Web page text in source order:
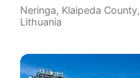
Neringa, Klaipeda County,
Lithuania